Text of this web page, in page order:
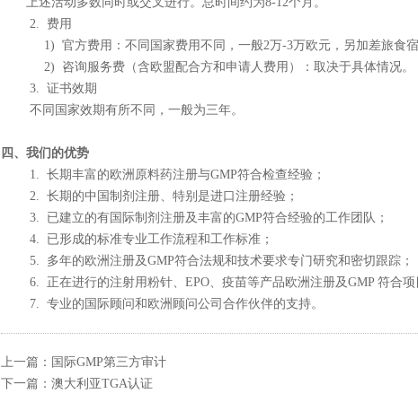
2. 费用
1) 官方费用：不同国家费用不同，一般2万-3万欧元，另加差旅食宿
2) 咨询服务费（含欧盟配合方和申请人费用）：取决于具体情况。
3. 证书效期
不同国家效期有所不同，一般为三年。
四、我们的优势
1. 长期丰富的欧洲原料药注册与GMP符合检查经验；
2. 长期的中国制剂注册、特别是进口注册经验；
3. 已建立的有国际制剂注册及丰富的GMP符合经验的工作团队；
4. 已形成的标准专业工作流程和工作标准；
5. 多年的欧洲注册及GMP符合法规和技术要求专门研究和密切跟踪；
6. 正在进行的注射用粉针、EPO、疫苗等产品欧洲注册及GMP 符合项
7. 专业的国际顾问和欧洲顾问公司合作伙伴的支持。
上一篇：国际GMP第三方审计
下一篇：澳大利亚TGA认证